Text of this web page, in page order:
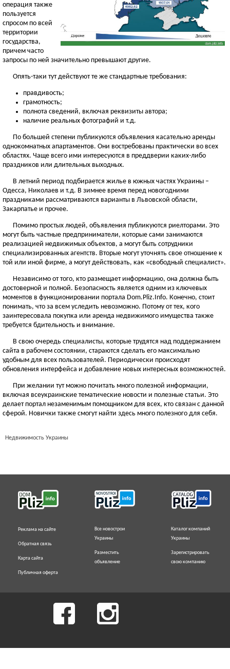
операция также
пользуется
спросом по всей
территории
государства,
причем часто
запросы по ней значительно превышают другие.
Опять-таки тут действуют те же стандартные требования:
правдивость;
грамотность;
полнота сведений, включая реквизиты автора;
наличие реальных фотографий и т.д.
По большей степени публикуются объявления касательно аренды
однокомнатных апартаментов. Они востребованы практически во всех
областях. Чаще всего ими интересуются в преддверии каких-либо
праздников или длительных выходных.
В летний период подбирается жилье в южных частях Украины –
Одесса, Николаев и т.д. В зимнее время перед новогодними
праздниками рассматриваются варианты в Львовской области,
Закарпатье и прочее.
Помимо простых людей, объявления публикуются риелторами. Это
могут быть частные предприниматели, которые сами занимаются
реализацией недвижимых объектов, а могут быть сотрудники
специализированных агентств. Вторые могут уточнять свое отношение к
той или иной фирме, а могут действовать, как «свободный специалист».
Независимо от того, кто размещает информацию, она должна быть
достоверной и полной. Безопасность является одним из ключевых
моментов в функционировании портала Dom.Pliz.Info. Конечно, стоит
понимать, что за всем уследить невозможно. Потому от тех, кого
заинтересовала покупка или аренда недвижимого имущества также
требуется бдительность и внимание.
В свою очередь специалисты, которые трудятся над поддержанием
сайта в рабочем состоянии, стараются сделать его максимально
удобным для всех пользователей. Периодически происходят
обновления интерфейса и добавление новых интересных возможностей.
При желании тут можно почитать много полезной информации,
включая всеукраинские тематические новости и полезные статьи. Это
делает портал незаменимым помощником для всех, кто связан с данной
сферой. Новички также смогут найти здесь много полезного для себя.
Недвижимость Украины
Реклама на сайте
Обратная связь
Карта сайта
Публичная оферта
Все новострои
Украины
Разместить
объявление
Каталог компаний
Украины
Зарегистрировать
свою компанию